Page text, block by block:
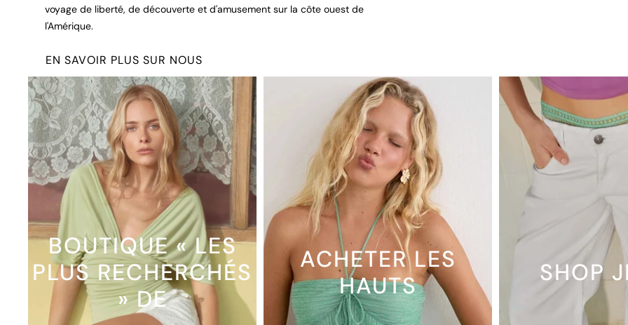
voyage de liberté, de découverte et d'amusement sur la côte ouest de
l'Amérique.
EN SAVOIR PLUS SUR NOUS
BOUTIQUE « LES
PLUS RECHERCHÉS
» DE
ACHETER LES
HAUTS
SHOP